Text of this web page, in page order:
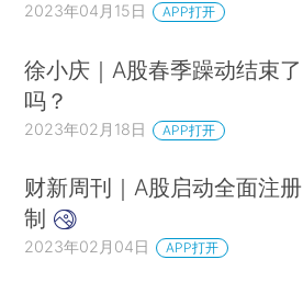
2023年04月15日 APP打开
徐小庆｜A股春季躁动结束了
吗？
2023年02月18日 APP打开
财新周刊｜A股启动全面注册
制
2023年02月04日 APP打开